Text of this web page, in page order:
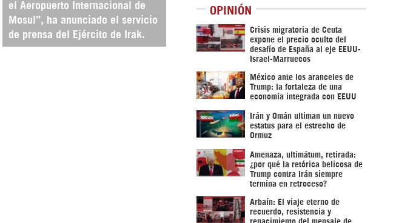
el Aeropuerto Internacional de
Mosul”, ha anunciado el servicio
de prensa del Ejército de Irak.
OPINIÓN
Crisis migratoria de Ceuta
expone el precio oculto del
desafío de España al eje EEUU-
Israel-Marruecos
México ante los aranceles de
Trump: la fortaleza de una
economía integrada con EEUU
Irán y Omán ultiman un nuevo
estatus para el estrecho de
Ormuz
Amenaza, ultimátum, retirada:
¿por qué la retórica belicosa de
Trump contra Irán siempre
termina en retroceso?
Arbaín: El viaje eterno de
recuerdo, resistencia y
renacimiento del mensaje de